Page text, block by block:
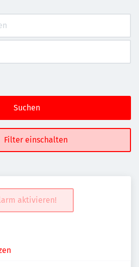
Suchen
Filter einschalten
aktivieren!